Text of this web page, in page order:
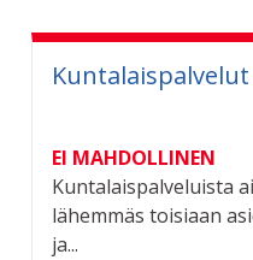
EI MAHDOLLINEN
Kuntalaispalveluista
lähemmäs toisiaan
ja...